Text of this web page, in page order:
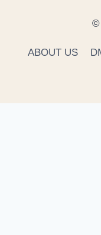
©
ABOUT US